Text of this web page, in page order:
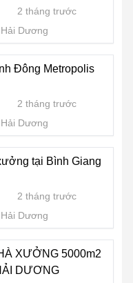
2 tháng trước
Hải Dương
Đông Metropolis
2 tháng trước
Hải Dương
tại Bình Giang
2 tháng trước
Hải Dương
XƯỞNG 5000m2
DƯƠNG